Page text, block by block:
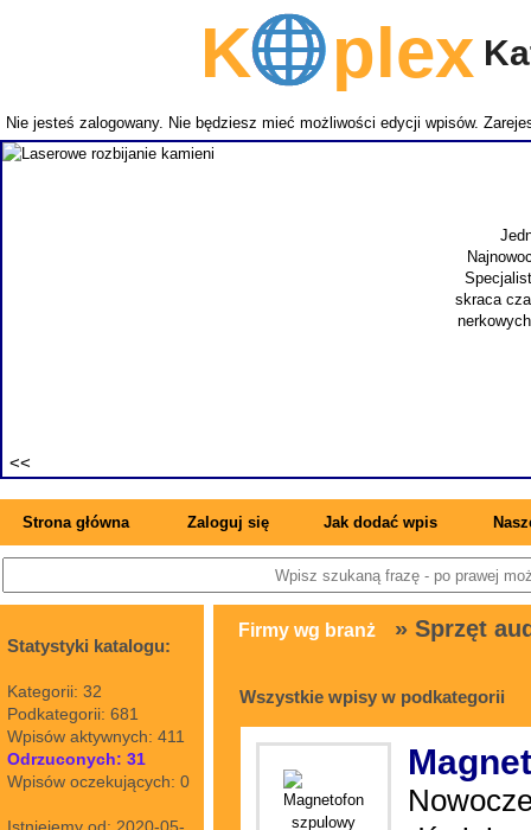
Kplex
Nie jesteś zalogowany. Nie będziesz mieć możliwości edycji wpisów.
Jedna z uciążliwych, męskich przypadłości to
Najnowocześniejszą metodą leczenia jest operacja
Specjalista jest szybki i skuteczny. Ważne dla
skraca czas hospitalizacji i powrotu do pełnej
nerkowych. Kamienica jest często występującym
Strona główna Zaloguj się Jak dodać wpis
Statystyki katalogu:
Kategorii: 32
Podkategorii: 681
Wpisów aktywnych: 411
Odrzuconych: 31
Wpisów oczekujących: 0
Firmy wg branż » Sprzęt
Wszystkie wpisy w podkategorii